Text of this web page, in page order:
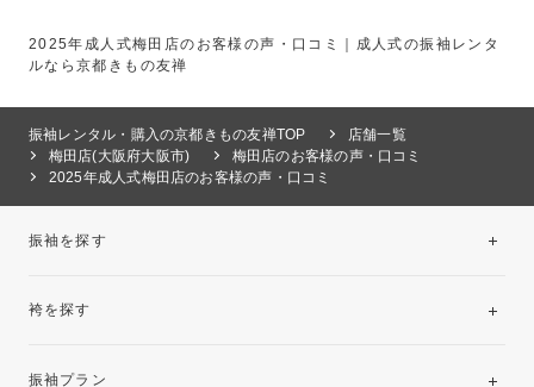
2025年成人式梅田店のお客様の声・口コミ｜成人式の振袖レンタ
ルなら京都きもの友禅
振袖レンタル・購入の京都きもの友禅TOP
店舗一覧
梅田店(大阪府大阪市)
梅田店のお客様の声・口コミ
2025年成人式梅田店のお客様の声・口コミ
振袖を探す
袴を探す
振袖プラン